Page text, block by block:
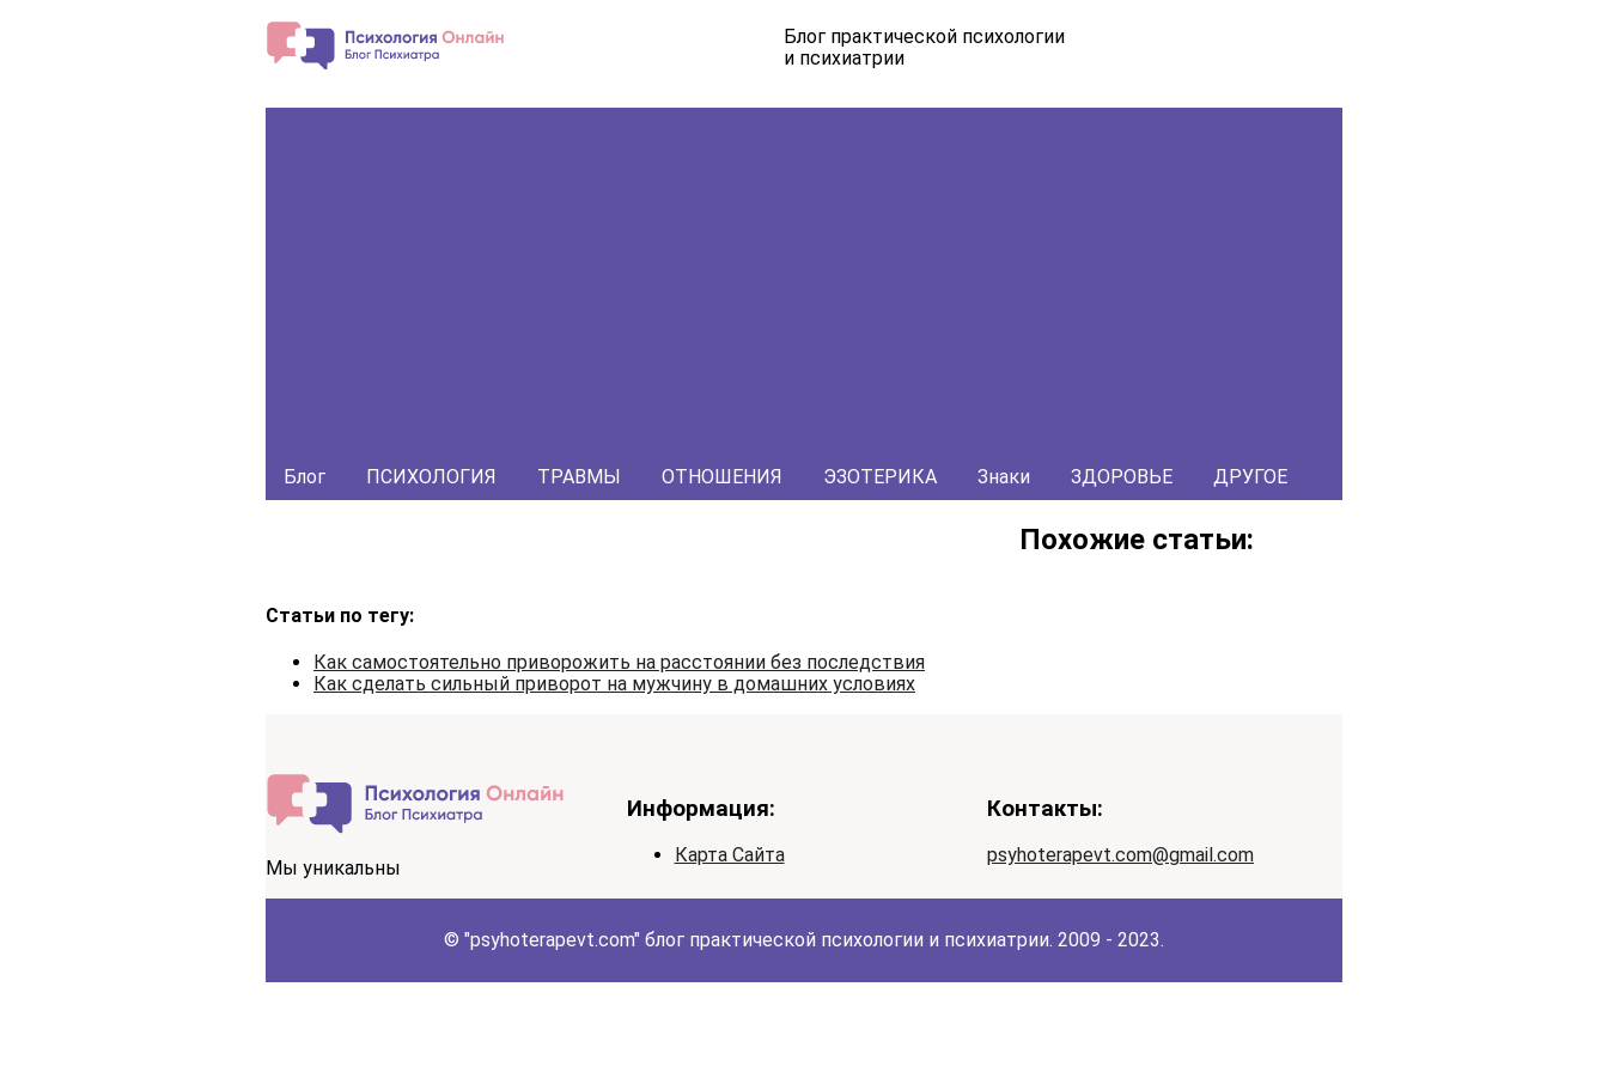
Блог практической психологии
и психиатрии
Блог ПСИХОЛОГИЯ ТРАВМЫ ОТНОШЕНИЯ ЭЗОТЕРИКА Знаки ЗДОРОВЬЕ ДРУГОЕ
Похожие статьи:
Статьи по тегу:
Как самостоятельно приворожить на расстоянии без последствия
Как сделать сильный приворот на мужчину в домашних условиях
Мы уникальны
Информация:
Карта Сайта
Контакты:
psyhoterapevt.com@gmail.com
© "psyhoterapevt.com" блог практической психологии и психиатрии. 2009 - 2023.